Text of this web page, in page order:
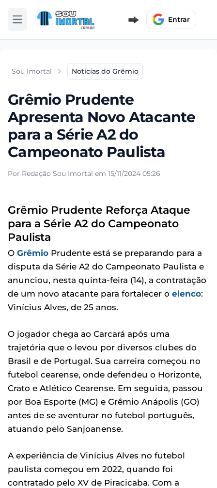
Abrir menu Entrar
Sou Imortal Notícias do Grêmio
Grêmio Prudente
Apresenta Novo Atacante
para a Série A2 do
Campeonato Paulista
Por Redação Sou Imortal em 15/11/2024 05:26
Grêmio Prudente Reforça Ataque
para a Série A2 do Campeonato
Paulista
O Grêmio Prudente está se preparando para a
disputa da Série A2 do Campeonato Paulista e
anunciou, nesta quinta-feira (14), a contratação
de um novo atacante para fortalecer o elenco:
Vinícius Alves, de 25 anos.
O jogador chega ao Carcará após uma
trajetória que o levou por diversos clubes do
Brasil e de Portugal. Sua carreira começou no
futebol cearense, onde defendeu o Horizonte,
Crato e Atlético Cearense. Em seguida, passou
por Boa Esporte (MG) e Grêmio Anápolis (GO)
antes de se aventurar no futebol português,
atuando pelo Sanjoanense.
A experiência de Vinícius Alves no futebol
paulista começou em 2022, quando foi
contratado pelo XV de Piracicaba. Com a